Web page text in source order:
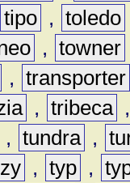
tipo , toledo
, towner
, transporter
, tribeca
, tundra ,
, typ ,